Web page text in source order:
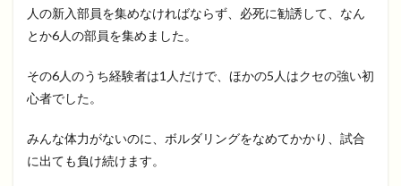
人の新入部員を集めなければならず、必死に勧誘して、なん
とか6人の部員を集めました。
その6人のうち経験者は1人だけで、ほかの5人はクセの強い初
心者でした。
みんな体力がないのに、ボルダリングをなめてかかり、試合
に出ても負け続けます。